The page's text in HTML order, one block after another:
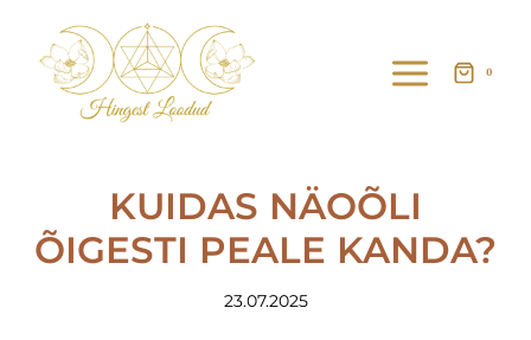
0
KUIDAS NÄOÕLI
ÕIGESTI PEALE KANDA?
23.07.2025